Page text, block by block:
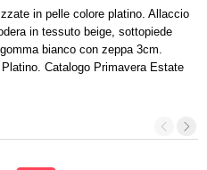
in pelle colore platino. Allaccio
in tessuto beige, sottopiede
bianco con zeppa 3cm.
Catalogo Primavera Estate